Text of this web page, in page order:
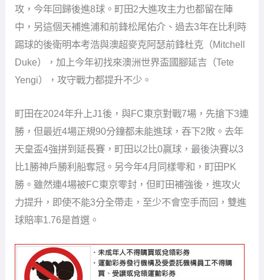
攻，今年回歸後進8球。町田2大進攻主力也都留在陣
中，另這個天補進浦和前鋒松尾佑介、過去3年在比利時
踢球的後衛明本考浩與澳超麥克阿瑟前鋒杜克（Mitchell
Duke），加上今年初找來澳洲世界盃國腳延吉（Tete
Yengi），攻守戰力都提升不少。
町田在2024年升上J1後，與FC東京對戰7場，先搶下3連
勝，但最近4場正規90分鐘都未能進球，吞下2敗。去年
天皇盃4強拼到延長賽，町田以2比0贏球，最後決賽以3
比1勝神戶勝利船奪冠。另今年4月同樣零和，町田PK
勝。雖然連4場被FC東京零封，但町田補強後，進攻火
力提升，即使不能3分全帶走，至少不會空手而回，雙進
球賠率1.76是首選。